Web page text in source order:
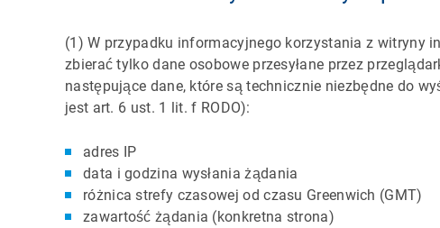
(1) W przypadku informacyjnego korzystania z witryny
zbierać tylko dane osobowe przesyłane przez
następujące dane, które są technicznie niezbędne do
jest art. 6 ust. 1 lit. f RODO):
adres IP
data i godzina wysłania żądania
różnica strefy czasowej od czasu Greenwich (GMT)
zawartość żądania (konkretna strona)